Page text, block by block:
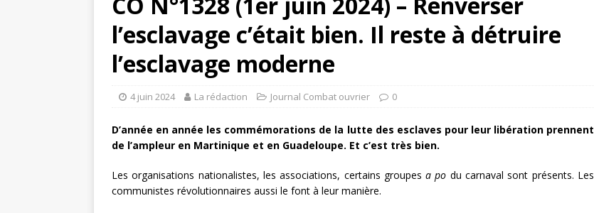
l’esclavage c’était bien. Il reste à détruire
l’esclavage moderne
4 juin 2024 La rédaction Journal Combat ouvrier 0
D’année en année les commémorations de la lutte des esclaves pour leur libération prennent
de l’ampleur en Martinique et en Guadeloupe. Et c’est très bien.
Les organisations nationalistes, les associations, certains groupesa po du carnaval sont présents. Les
communistes révolutionnaires aussi le font à leur manière.